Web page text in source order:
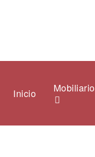
Inicio Mobiliario